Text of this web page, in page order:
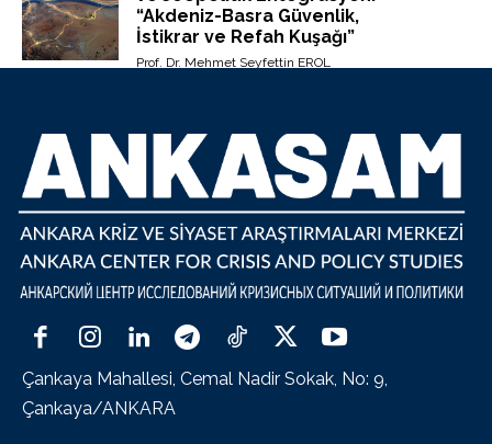
“Akdeniz-Basra Güvenlik,
İstikrar ve Refah Kuşağı”
Prof. Dr. Mehmet Seyfettin EROL
Çankaya Mahallesi, Cemal Nadir Sokak, No: 9,
Çankaya/ANKARA